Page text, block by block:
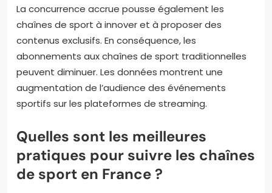
La concurrence accrue pousse également les
chaînes de sport à innover et à proposer des
contenus exclusifs. En conséquence, les
abonnements aux chaînes de sport traditionnelles
peuvent diminuer. Les données montrent une
augmentation de l’audience des événements
sportifs sur les plateformes de streaming.
Quelles sont les meilleures
pratiques pour suivre les chaînes
de sport en France ?